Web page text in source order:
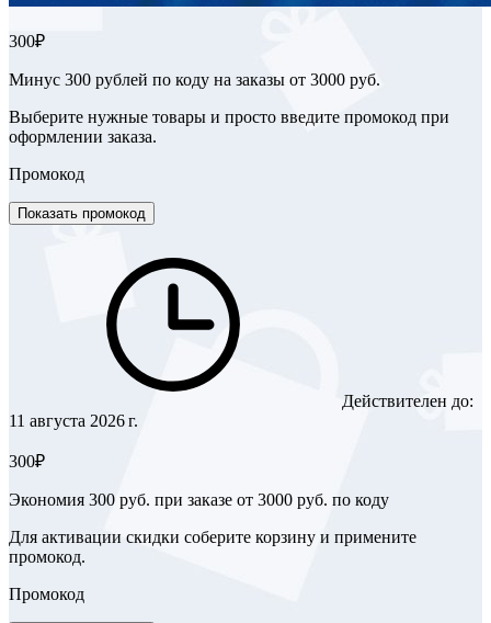
300₽
Минус 300 рублей по коду на заказы от 3000 руб.
Выберите нужные товары и просто введите промокод при
оформлении заказа.
Промокод
Показать промокод
Действителен до:
11 августа 2026 г.
300₽
Экономия 300 руб. при заказе от 3000 руб. по коду
Для активации скидки соберите корзину и примените
промокод.
Промокод